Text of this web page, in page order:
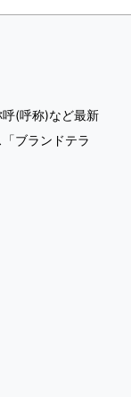
(呼称)など最新
ブランドテラ